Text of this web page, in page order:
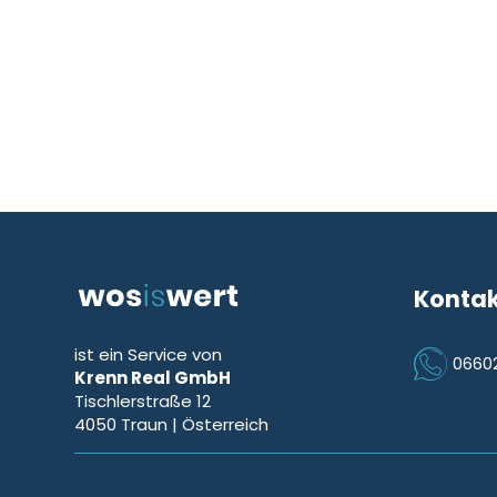
ist ein Service von
Krenn Real GmbH
Tischlerstraße 12
4050 Traun | Österreich
Icon Phone